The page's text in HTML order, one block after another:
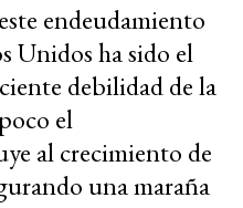
endeudamiento
Unidos ha sido el
debilidad de la
el
al crecimiento de
una maraña